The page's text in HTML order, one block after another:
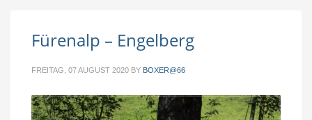
Fürenalp – Engelberg
FREITAG, 07 AUGUST 2020 BY BOXER@66